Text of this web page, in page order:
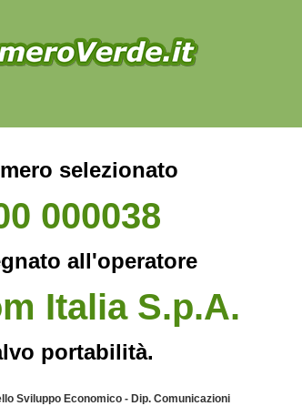
selezionato
000038
all'operatore
Italia S.p.A.
portabilità.
Sviluppo Economico - Dip. Comunicazioni